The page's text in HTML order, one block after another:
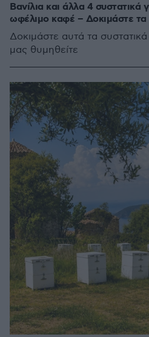
Βανίλια και άλλα 4 συστατικά
ωφέλιμο καφέ – Δοκιμάστε τα
Δοκιμάστε αυτά τα
μας θυμηθείτε